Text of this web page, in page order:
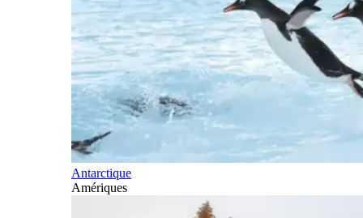
Antarctique
Amériques